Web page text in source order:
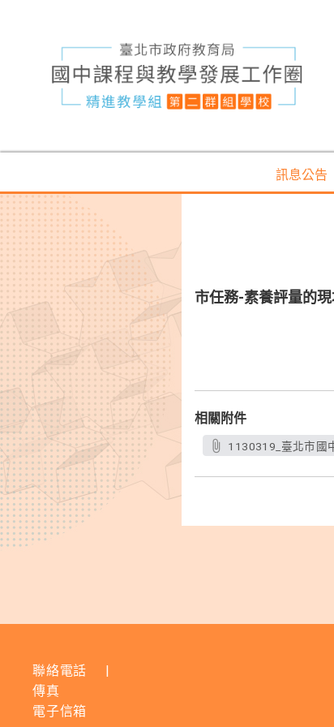
訊息公告
市任務-素養評量的
相關附件
1130319_臺北市國
聯絡電話
|
傳真
電子信箱